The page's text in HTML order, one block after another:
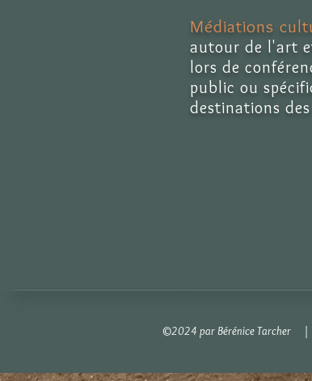
Médiations
autour de l'art
lors de
public ou
destinations
©2024 par Bérénice